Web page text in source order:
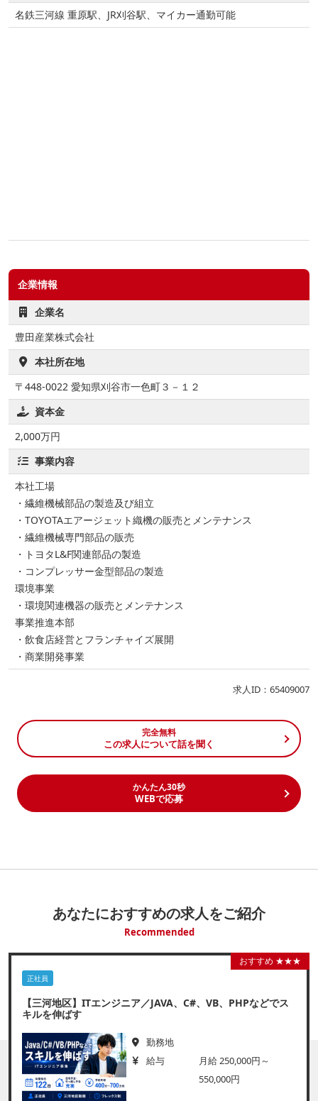
名鉄三河線 重原駅、JR刈谷駅、マイカー通勤可能
企業情報
企業名
豊田産業株式会社
本社所在地
〒448-0022 愛知県刈谷市一色町３－１２
資本金
2,000万円
事業内容
本社工場
・繊維機械部品の製造及び組立
・TOYOTAエアージェット織機の販売とメンテナンス
・繊維機械専門部品の販売
・トヨタL&F関連部品の製造
・コンプレッサー金型部品の製造
環境事業
・環境関連機器の販売とメンテナンス
事業推進本部
・飲食店経営とフランチャイズ展開
・商業開発事業
求人ID：65409007
完全無料
この求人について話を聞く
かんたん30秒
WEBで応募
あなたにおすすめの求人をご紹介
Recommended
おすすめ ★★★
正社員
【三河地区】ITエンジニア／JAVA、C#、VB、PHPなどでス
キルを伸ばす
勤務地
給与
月給 250,000円～
550,000円